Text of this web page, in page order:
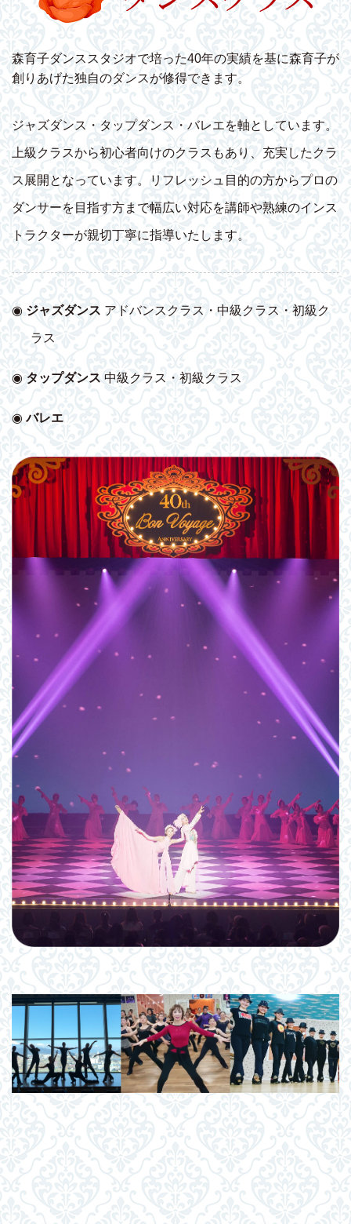
森育子ダンススタジオで培った40年の実績を基に森育子が
創りあげた独自のダンスが修得できます。
ジャズダンス・タップダンス・バレエを軸としています。
上級クラスから初心者向けのクラスもあり、充実したクラ
ス展開となっています。リフレッシュ目的の方からプロの
ダンサーを目指す方まで幅広い対応を講師や熟練のインス
トラクターが親切丁寧に指導いたします。
◉ジャズダンス アドバンスクラス・中級クラス・初級ク
ラス
◉タップダンス 中級クラス・初級クラス
◉バレエ